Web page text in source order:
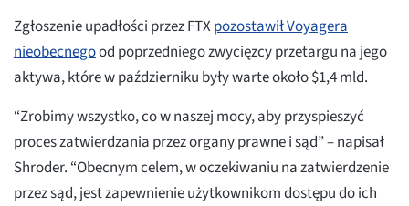
Zgłoszenie upadłości przez FTXpozostawił Voyagera
nieobecnegood poprzedniego zwycięzcy przetargu na jego
aktywa, które w październiku były warte około $1,4 mld.
“Zrobimy wszystko, co w naszej mocy, aby przyspieszyć
proces zatwierdzania przez organy prawne i sąd” – napisał
Shroder. “Obecnym celem, w oczekiwaniu na zatwierdzenie
przez sąd, jest zapewnienie użytkownikom dostępu do ich